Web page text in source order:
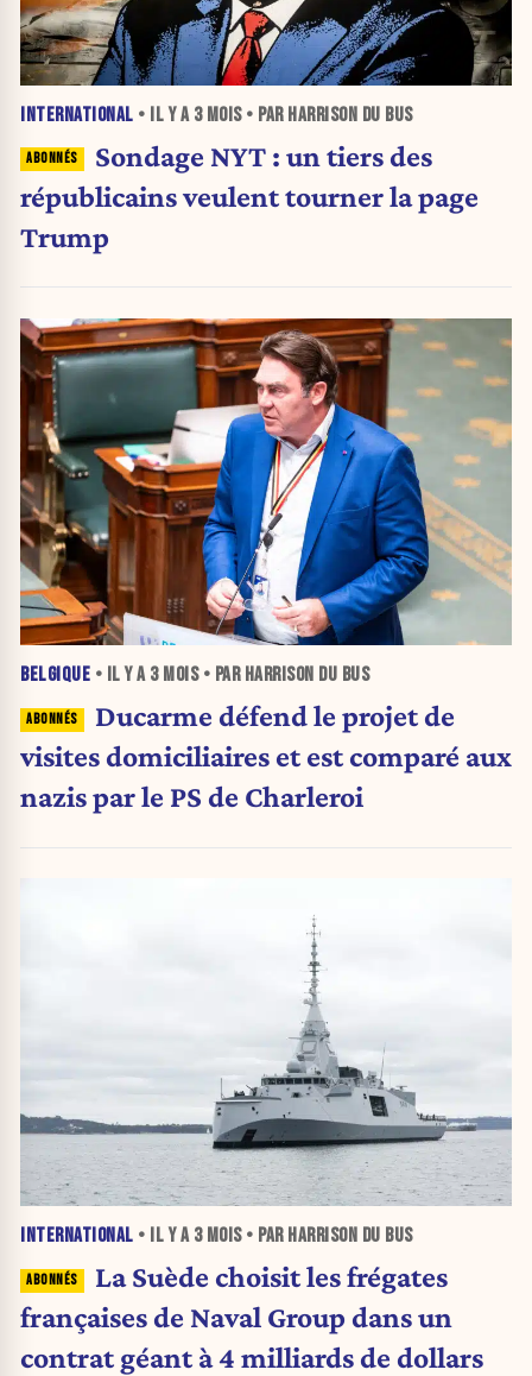
INTERNATIONAL • IL Y A 3 MOIS• PAR HARRISON DU BUS
Sondage NYT : un tiers des
républicains veulent tourner la page
Trump
BELGIQUE • IL Y A 3 MOIS• PAR HARRISON DU BUS
Ducarme défend le projet de
visites domiciliaires et est comparé aux
nazis par le PS de Charleroi
INTERNATIONAL • IL Y A 3 MOIS• PAR HARRISON DU BUS
La Suède choisit les frégates
françaises de Naval Group dans un
contrat géant à 4 milliards de dollars